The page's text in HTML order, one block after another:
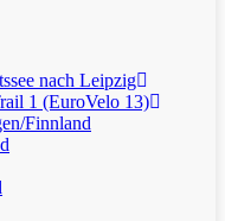
nach Leipzig
1 (EuroVelo 13)
Finnland